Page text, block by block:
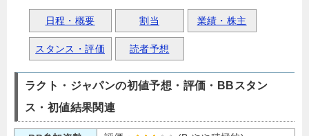
日程・概要 割当 業績・株主
スタンス・評価 読者予想
ラクト・ジャパンの初値予想・評価・BBスタン
ス・初値結果関連